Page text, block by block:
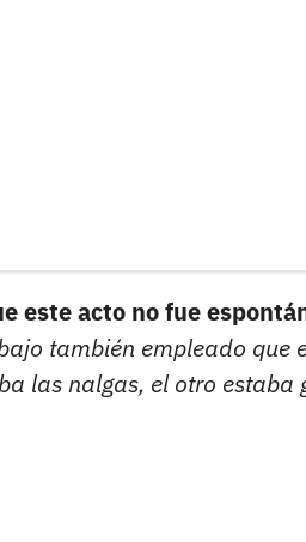
este acto no fue
también empleado
las nalgas, el otro